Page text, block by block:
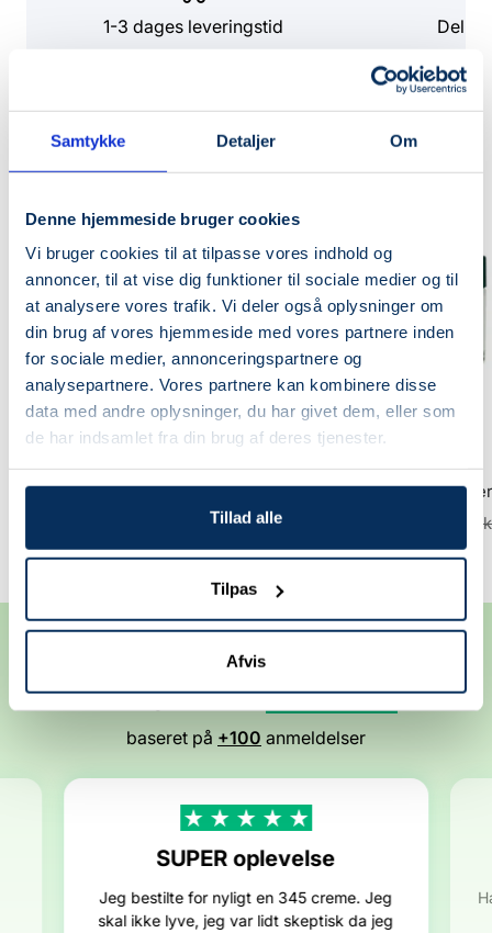
Samtykke Detaljer Om
Denne hjemmeside bruger cookies
Vi bruger cookies til at tilpasse vores indhold og
annoncer, til at vise dig funktioner til sociale medier og til
at analysere vores trafik. Vi deler også oplysninger om
din brug af vores hjemmeside med vores partnere inden
for sociale medier, annonceringspartnere og
analysepartnere. Vores partnere kan kombinere disse
data med andre oplysninger, du har givet dem, eller som
de har indsamlet fra din brug af deres tjenester.
Tillad alle
Tilpas
Afvis
1-3 dages leveringstid Del
Mere fra samme brand
Moisture Cream
Normalpris
159,00 kr
Calming Moisture
129,00
Anbefalet af vores kunder
Fremragende4.8/ 5
baseret på +100 anmeldelser
SUPER oplevelse
Jeg bestilte for nyligt en 345 creme. Jeg
skal ikke lyve, jeg var lidt skeptisk da jeg